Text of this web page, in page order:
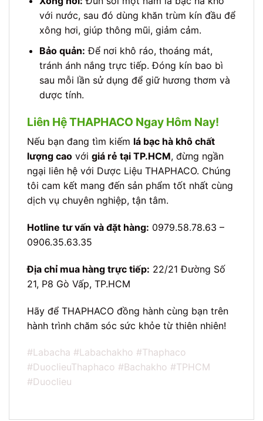
với nước, sau đó dùng khăn trùm kín đầu để
xông hơi, giúp thông mũi, giảm cảm.
Bảo quản: Để nơi khô ráo, thoáng mát,
tránh ánh nắng trực tiếp. Đóng kín bao bì
sau mỗi lần sử dụng để giữ hương thơm và
dược tính.
Liên Hệ THAPHACO Ngay Hôm Nay!
Nếu bạn đang tìm kiếm lá bạc hà khô chất
lượng cao với giá rẻ tại TP.HCM, đừng ngần
ngại liên hệ với Dược Liệu THAPHACO. Chúng
tôi cam kết mang đến sản phẩm tốt nhất cùng
dịch vụ chuyên nghiệp, tận tâm.
Hotline tư vấn và đặt hàng: 0979.58.78.63 –
0906.35.63.35
Địa chỉ mua hàng trực tiếp: 22/21 Đường Số
21, P8 Gò Vấp, TP.HCM
Hãy để THAPHACO đồng hành cùng bạn trên
hành trình chăm sóc sức khỏe từ thiên nhiên!
#Labacha #Labachakho #Thaphaco
#DuoclieuThaphaco #Bachakho #TPHCM
#Duoclieu